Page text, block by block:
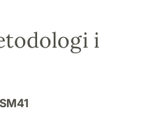
i